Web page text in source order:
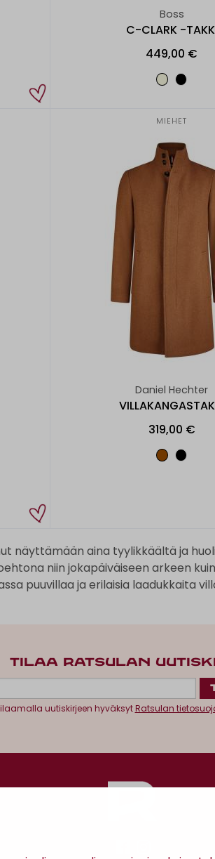
Boss
C-CLARK -
449,00 €
MIEHET
Daniel Hechter
319,00 €
näyttämään aina tyylikkäältä ja
niin jokapäiväiseen arkeen
puuvillaa ja erilaisia laadukkaita
TILAA RATSULAN
uutiskirjeen hyväksytRatsulan